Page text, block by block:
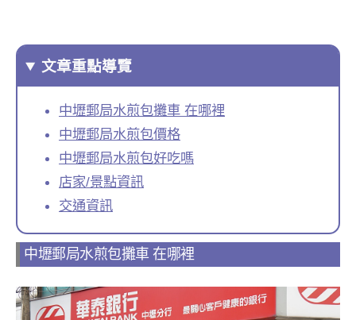
文章重點導覽
中壢郵局水煎包攤車 在哪裡
中壢郵局水煎包價格
中壢郵局水煎包好吃嗎
店家/景點資訊
交通資訊
中壢郵局水煎包攤車 在哪裡